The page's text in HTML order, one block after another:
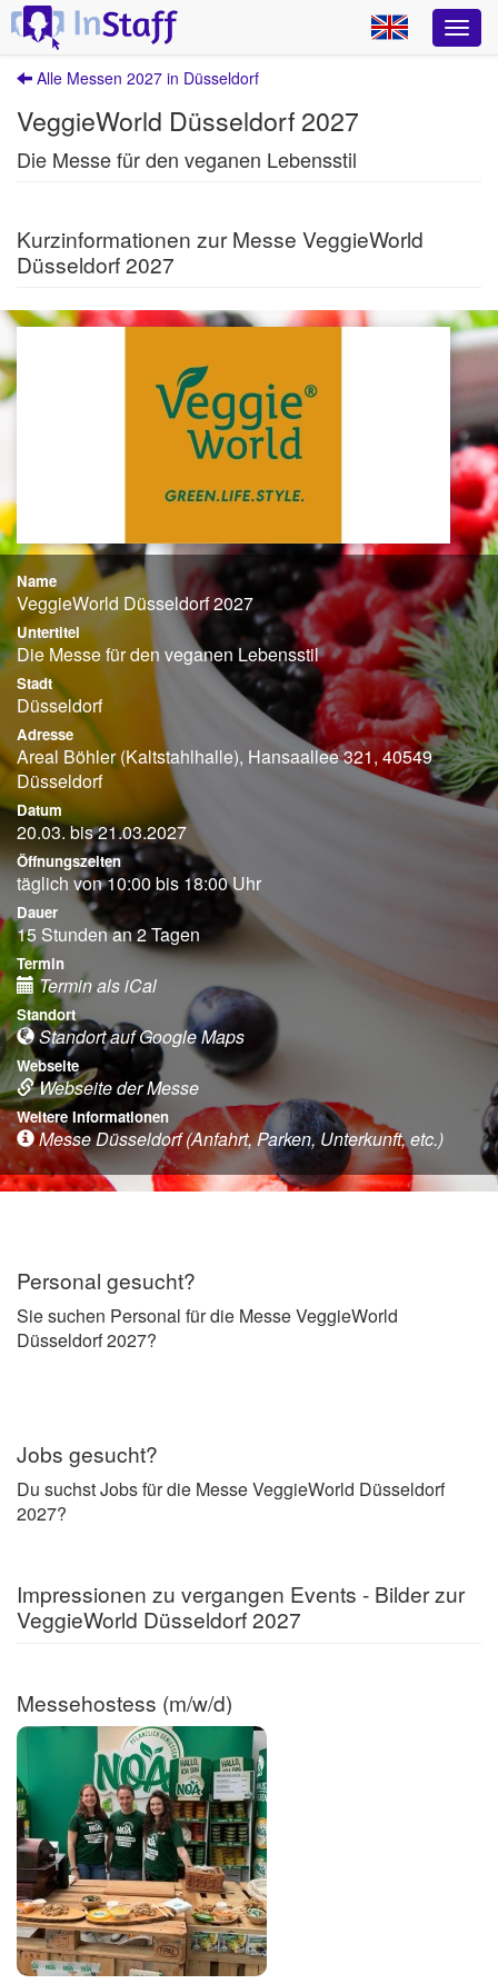
Alle Messen 2027 in Düsseldorf
VeggieWorld Düsseldorf 2027
Die Messe für den veganen Lebensstil
Kurzinformationen zur Messe VeggieWorld
Düsseldorf 2027
Name
VeggieWorld Düsseldorf 2027
Untertitel
Die Messe für den veganen Lebensstil
Stadt
Düsseldorf
Adresse
Areal Böhler (Kaltstahlhalle), Hansaallee 321, 40549
Düsseldorf
Datum
20.03. bis 21.03.2027
Öffnungszeiten
täglich von 10:00 bis 18:00 Uhr
Dauer
15 Stunden an 2 Tagen
Termin
Termin als iCal
Standort
Standort auf Google Maps
Webseite
Webseite der Messe
Weitere Informationen
Messe Düsseldorf (Anfahrt, Parken, Unterkunft, etc.)
Personal gesucht?
Sie suchen Personal für die Messe VeggieWorld
Düsseldorf 2027?
Jobs gesucht?
Du suchst Jobs für die Messe VeggieWorld Düsseldorf
2027?
Impressionen zu vergangen Events - Bilder zur
VeggieWorld Düsseldorf 2027
Messehostess (m/w/d)